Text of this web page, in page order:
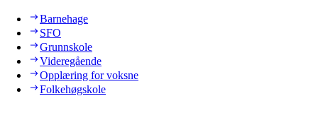
Barnehage
SFO
Grunnskole
Videregående
Opplæring for voksne
Folkehøgskole